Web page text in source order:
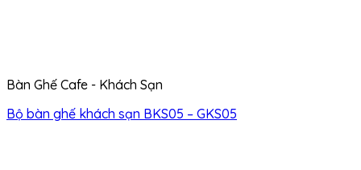
Bàn Ghế Cafe - Khách Sạn
Bộ bàn ghế khách sạn BKS05 – GKS05